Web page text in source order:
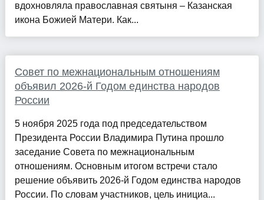
вдохновляла православная святыня – Казанская
икона Божией Матери. Как...
Совет по межнациональным отношениям
объявил 2026-й Годом единства народов
России
5 ноября 2025 года под председательством
Президента России Владимира Путина прошло
заседание Совета по межнациональным
отношениям. Основным итогом встречи стало
решение объявить 2026-й Годом единства народов
России. По словам участников, цель инициа...